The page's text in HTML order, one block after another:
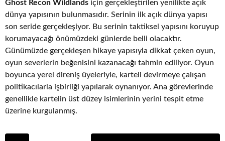
Ghost Recon Wildlands için gerçekleştirilen yenilikte açık
dünya yapısının bulunmasıdır. Serinin ilk açık dünya yapısı
son seride gerçekleşiyor. Bu serinin taktiksel yapısını koruyup
korumayacağı önümüzdeki günlerde belli olacaktır.
Günümüzde gerçekleşen hikaye yapısıyla dikkat çeken oyun,
oyun severlerin beğenisini kazanacağı tahmin ediliyor. Oyun
boyunca yerel direniş üyeleriyle, karteli devirmeye çalışan
politikacılarla işbirliği yapılarak oynanıyor. Ana görevlerinde
genellikle kartelin üst düzey isimlerinin yerini tespit etme
üzerine kurgulanmış.